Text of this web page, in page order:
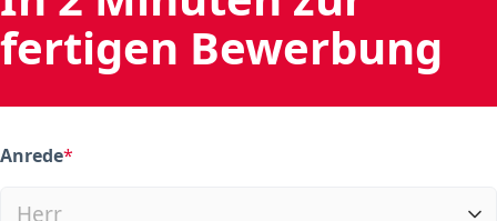
fertigen Bewerbung
Anrede*
(required)